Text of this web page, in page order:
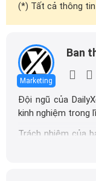
(*) Tất cả thông
Marketing
Ban
Đội ngũ của
kinh nghiệm trong
Trách nhiệm của
tin chính xác